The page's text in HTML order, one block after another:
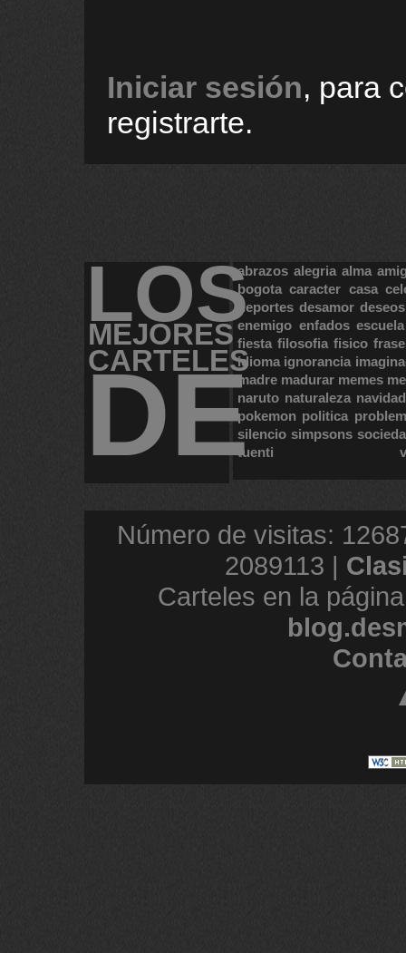
Iniciar sesión, para
registrarte.
LOS
MEJORES
CARTELES
DE
abrazos alegria alma
bogota caracter casa
deportes desamor deseos
enemigo enfados escuela
fiesta filosofia fisico
idioma ignorancia
madre madurar memes
naruto naturaleza navidad
pokemon politica
silencio simpsons
tuenti
Número de visitas:
2089113 |
Carteles en la